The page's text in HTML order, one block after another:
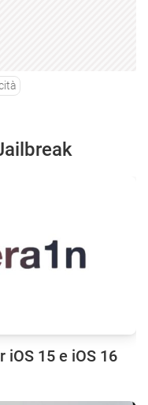
iOS 15 e iOS 16